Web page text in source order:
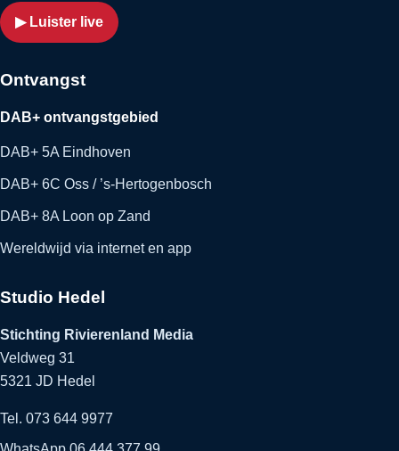
▶ Luister live
Ontvangst
DAB+ ontvangstgebied
DAB+ 5A Eindhoven
DAB+ 6C Oss / ’s-Hertogenbosch
DAB+ 8A Loon op Zand
Wereldwijd via internet en app
Studio Hedel
Stichting Rivierenland Media
Veldweg 31
5321 JD Hedel
Tel. 073 644 9977